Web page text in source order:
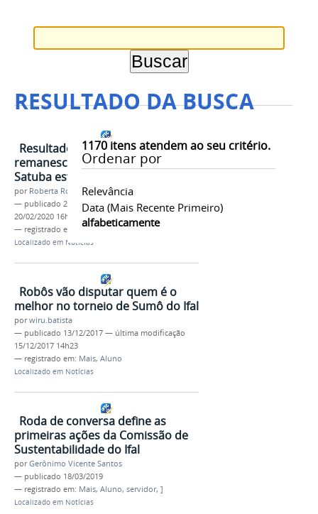
RESULTADO DA BUSCA
1170itens atendem ao seu critério.
Ordenar por
Relevância
Data (mais Recente Primeiro)
alfabeticamente
Resultado preliminar de vagas
remanescentes do Campus
Satuba está disponível
por Roberta Rocha
— publicado 20/02/2020 — última modificação
20/02/2020 16h29
— registrado em:
Mais,Aluno
Localizado em Notícias
Robôs vão disputar quem é o
melhor no torneio de Sumô do Ifal
porwiru.batista
— publicado 13/12/2017 — última modificação
15/12/2017 14h23
— registrado em: Mais, Aluno
Localizado em Notícias
Roda de conversa define as
primeiras ações da Comissão de
Sustentabilidade do Ifal
porGerônimo Vicente Santos
— publicado 18/03/2019
— registrado em: Mais, Aluno, servidor, ]
Localizado em Notícias